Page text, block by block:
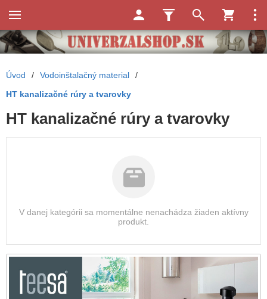
Úvod / Vodoinštalačný material
/
HT kanalizačné rúry a tvarovky
HT kanalizačné rúry a tvarovky
V danej kategórii sa momentálne nenachádza žiaden aktívny
produkt.